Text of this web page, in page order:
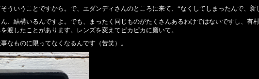
ういうことですから。で、エダンディさんのところに来て、“なくしてしまったんで、新
ん、結構いるんですよ。でも、まったく同じものがたくさんあるわけではないですし、有
渡したことがあります。レンズを変えてピカピカに磨いて。
なものに限ってなくなるんです（苦笑）。